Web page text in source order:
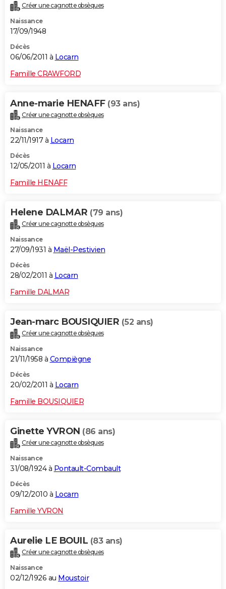
Créer une cagnotte obsèques
Naissance
17/09/1948
Décès
06/06/2011 à Locarn
Famille CRAWFORD
Anne-marie HENAFF (93 ans)
Créer une cagnotte obsèques
Naissance
22/11/1917 à Locarn
Décès
12/05/2011 à Locarn
Famille HENAFF
Helene DALMAR (79 ans)
Créer une cagnotte obsèques
Naissance
27/09/1931 à Maël-Pestivien
Décès
28/02/2011 à Locarn
Famille DALMAR
Jean-marc BOUSIQUIER (52 ans)
Créer une cagnotte obsèques
Naissance
21/11/1958 à Compiègne
Décès
20/02/2011 à Locarn
Famille BOUSIQUIER
Ginette YVRON (86 ans)
Créer une cagnotte obsèques
Naissance
31/08/1924 à Pontault-Combault
Décès
09/12/2010 à Locarn
Famille YVRON
Aurelie LE BOUIL (83 ans)
Créer une cagnotte obsèques
Naissance
02/12/1926 au Moustoir